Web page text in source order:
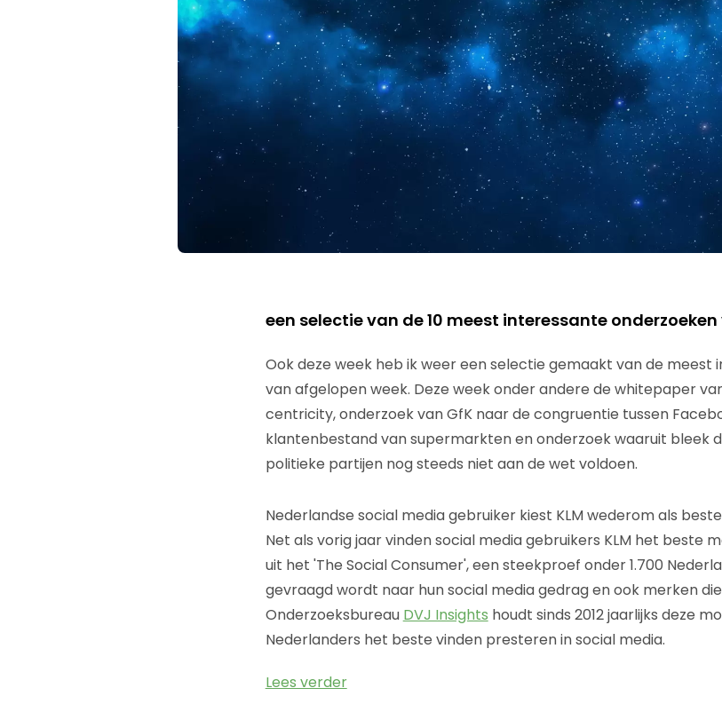
een selectie van de 10 meest interessante onderzoeken
Ook deze week heb ik weer een selectie gemaakt van de meest
van afgelopen week. Deze week onder andere de whitepaper
centricity, onderzoek van GfK naar de congruentie tussen
klantenbestand van supermarkten en onderzoek waaruit bleek
politieke partijen nog steeds niet aan de wet voldoen.
Nederlandse social media gebruiker kiest KLM wederom als
Net als vorig jaar vinden social media gebruikers KLM het beste
uit het 'The Social Consumer', een steekproef onder 1.700
gevraagd wordt naar hun social media gedrag en ook merken
Onderzoeksbureau DVJ Insights houdt sinds 2012 jaarlijks deze
Nederlanders het beste vinden presteren in social media.
Lees verder